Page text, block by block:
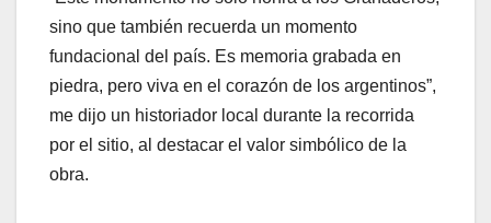
sino que también recuerda un momento
fundacional del país. Es memoria grabada en
piedra, pero viva en el corazón de los argentinos”,
me dijo un historiador local durante la recorrida
por el sitio, al destacar el valor simbólico de la
obra.